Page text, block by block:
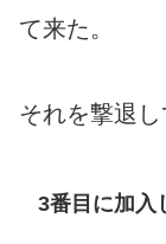
て来た。
それを撃退し
3番目に加入